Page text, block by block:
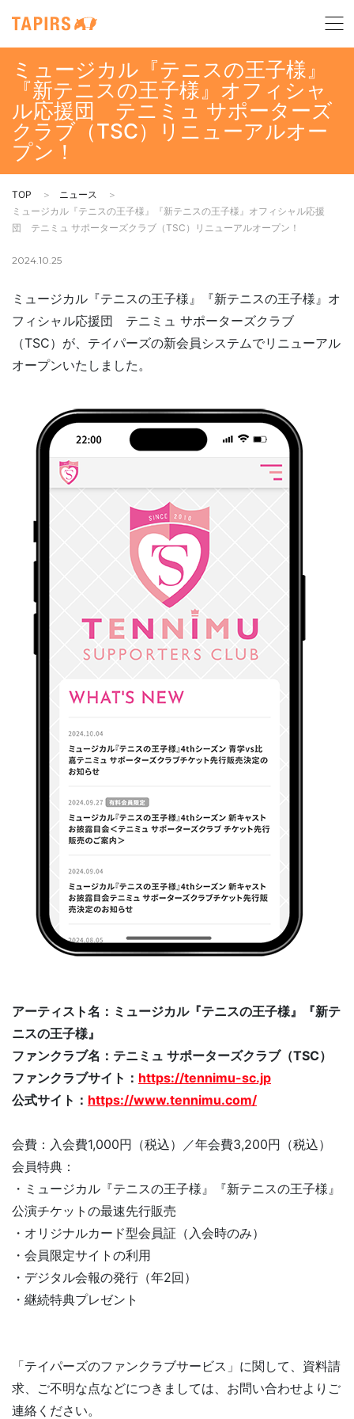
ミュージカル『テニスの王子様』
『新テニスの王子様』オフィシャ
ル応援団 テニミュ サポーターズ
クラブ（TSC）リニューアルオー
プン！
TOP
ニュース
ミュージカル『テニスの王子様』『新テニスの王子様』オフィシャル応援
団 テニミュ サポーターズクラブ（TSC）リニューアルオープン！
2024.10.25
ミュージカル『テニスの王子様』『新テニスの王子様』オ
フィシャル応援団 テニミュ サポーターズクラブ
（TSC）が、テイパーズの新会員システムでリニューアル
オープンいたしました。
アーティスト名：ミュージカル『テニスの王子様』『新テ
ニスの王子様』
ファンクラブ名：テニミュ サポーターズクラブ（TSC）
ファンクラブサイト： https://tennimu-sc.jp
公式サイト： https://www.tennimu.com/
会費：入会費1,000円（税込）／年会費3,200円（税込）
会員特典：
・ミュージカル『テニスの王子様』『新テニスの王子様』
公演チケットの最速先行販売
・オリジナルカード型会員証（入会時のみ）
・会員限定サイトの利用
・デジタル会報の発行（年2回）
・継続特典プレゼント
「テイパーズのファンクラブサービス」に関して、資料請
求、ご不明な点などにつきましては、お問い合わせよりご
連絡ください。